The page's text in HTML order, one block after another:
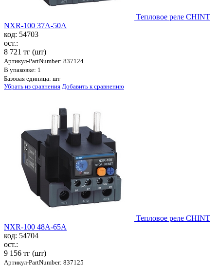
Тепловое реле CHINT
NXR-100 37A-50A
код: 54703
ост.:
8 721 тг (шт)
Артикул-PartNumber: 837124
В упаковке: 1
Базовая единица: шт
Убрать из сравнения Добавить к сравнению
Тепловое реле CHINT
NXR-100 48A-65A
код: 54704
ост.:
9 156 тг (шт)
Артикул-PartNumber: 837125